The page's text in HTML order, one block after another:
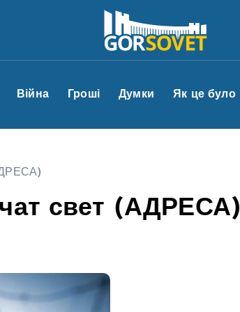
Війна Гроші Думки Як це було
свет (АДРЕСА)